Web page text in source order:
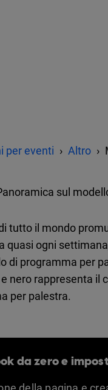
per eventi Altro
sul
tutto il mondo
quasi ogni
di programma per
nero rappresenta il
per palestra.
da zero e